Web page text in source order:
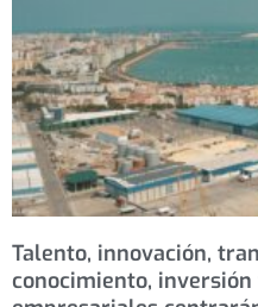
Talento, innovación,
conocimiento,